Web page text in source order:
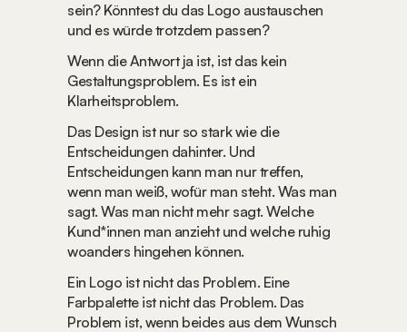
sein? Könntest du das Logo austauschen
und es würde trotzdem passen?
Wenn die Antwort ja ist, ist das kein
Gestaltungsproblem. Es ist ein
Klarheitsproblem.
Das Design ist nur so stark wie die
Entscheidungen dahinter. Und
Entscheidungen kann man nur treffen,
wenn man weiß, wofür man steht. Was man
sagt. Was man nicht mehr sagt. Welche
Kund*innen man anzieht und welche ruhig
woanders hingehen können.
Ein Logo ist nicht das Problem. Eine
Farbpalette ist nicht das Problem. Das
Problem ist, wenn beides aus dem Wunsch